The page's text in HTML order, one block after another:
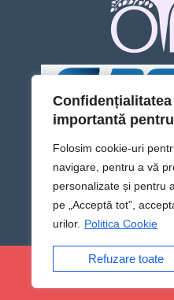
importantă
Folosim cookie-uri
navigare, pentru a vă
personalizate și pentru
pe „Acceptă tot”,
urilor. Politica Cookie
Refuzare toate
@Sens TV |